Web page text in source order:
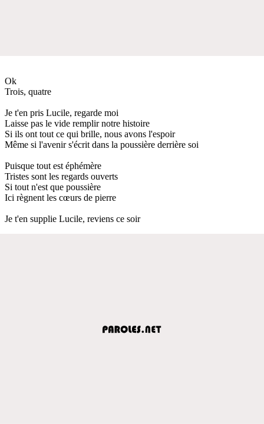
Ok
Trois, quatre
Je t'en pris Lucile, regarde moi
Laisse pas le vide remplir notre histoire
Si ils ont tout ce qui brille, nous avons l'espoir
Même si l'avenir s'écrit dans la poussière derrière soi
Puisque tout est éphémère
Tristes sont les regards ouverts
Si tout n'est que poussière
Ici règnent les cœurs de pierre
Je t'en supplie Lucile, reviens ce soir